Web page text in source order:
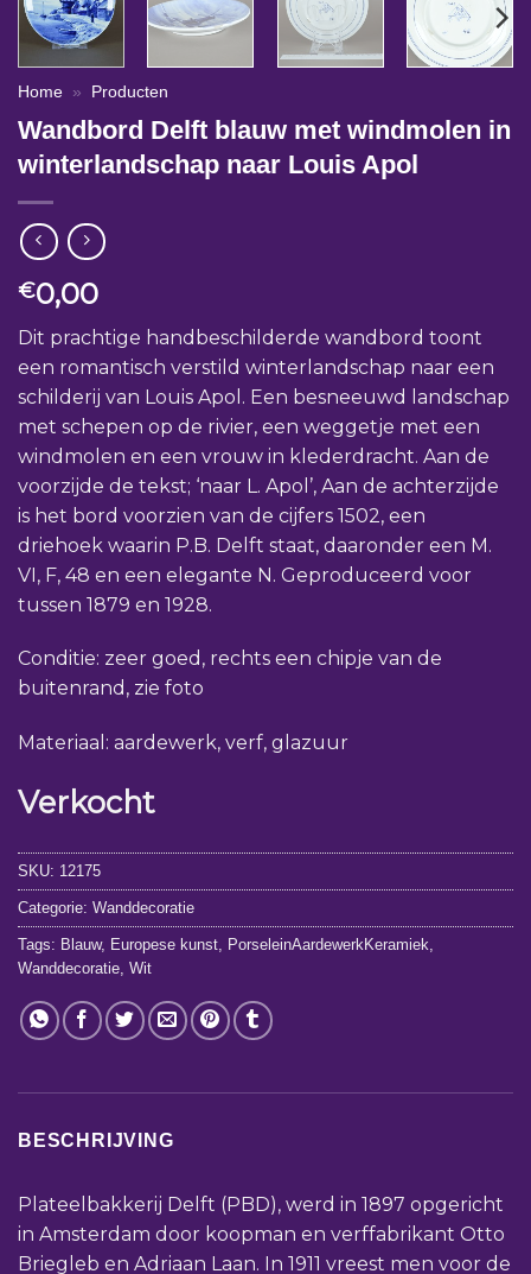
Home » Producten
Wandbord Delft blauw met windmolen in
winterlandschap naar Louis Apol
€0,00
Dit prachtige handbeschilderde wandbord toont
een romantisch verstild winterlandschap naar een
schilderij van Louis Apol. Een besneeuwd landschap
met schepen op de rivier, een weggetje met een
windmolen en een vrouw in klederdracht. Aan de
voorzijde de tekst; ‘naar L. Apol’, Aan de achterzijde
is het bord voorzien van de cijfers 1502, een
driehoek waarin P.B. Delft staat, daaronder een M.
VI, F, 48 en een elegante N. Geproduceerd voor
tussen 1879 en 1928.
Conditie: zeer goed, rechts een chipje van de
buitenrand, zie foto
Materiaal: aardewerk, verf, glazuur
Verkocht
SKU: 12175
Categorie: Wanddecoratie
Tags: Blauw, Europese kunst PorseleinAardewerkKeramiek
Wanddecoratie Wit
BESCHRIJVING
Plateelbakkerij Delft (PBD), werd in 1897 opgericht
in Amsterdam door koopman en verffabrikant Otto
Briegleb en Adriaan Laan. In 1911 vreest men voor de